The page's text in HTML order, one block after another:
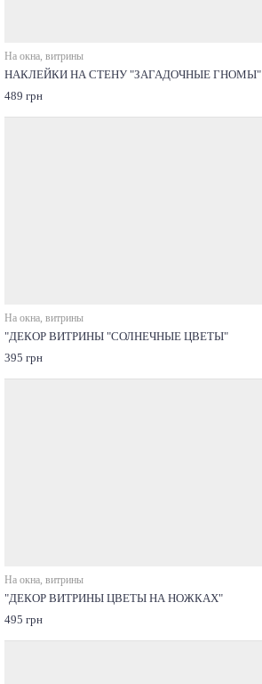
На окна, витрины
НАКЛЕЙКИ НА СТЕНУ "ЗАГАДОЧНЫЕ ГНОМЫ"
489 грн
На окна, витрины
"ДЕКОР ВИТРИНЫ "СОЛНЕЧНЫЕ ЦВЕТЫ"
395 грн
На окна, витрины
"ДЕКОР ВИТРИНЫ ЦВЕТЫ НА НОЖКАХ"
495 грн